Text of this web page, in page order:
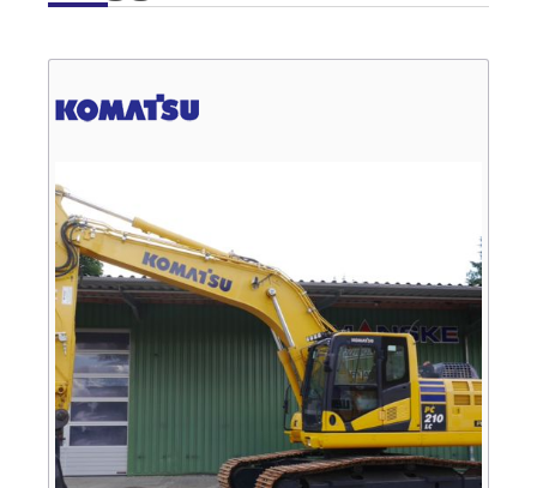
Sonstiges
Stromerzeuger
Vibrationstechnik
Kommunaltechnik
Anbaugeräte
Sonstiges